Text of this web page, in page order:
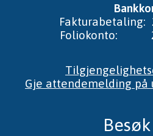
Fakturabetaling:
Foliokonto:
Gje attendemelding